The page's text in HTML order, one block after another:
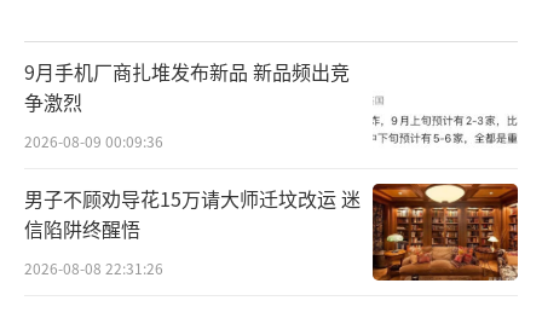
9月手机厂商扎堆发布新品 新品频出竞
争激烈
2026-08-09 00:09:36
男子不顾劝导花15万请大师迁坟改运 迷
信陷阱终醒悟
2026-08-08 22:31:26